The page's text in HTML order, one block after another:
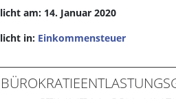
am: 14. Januar 2020
in: Einkommensteuer